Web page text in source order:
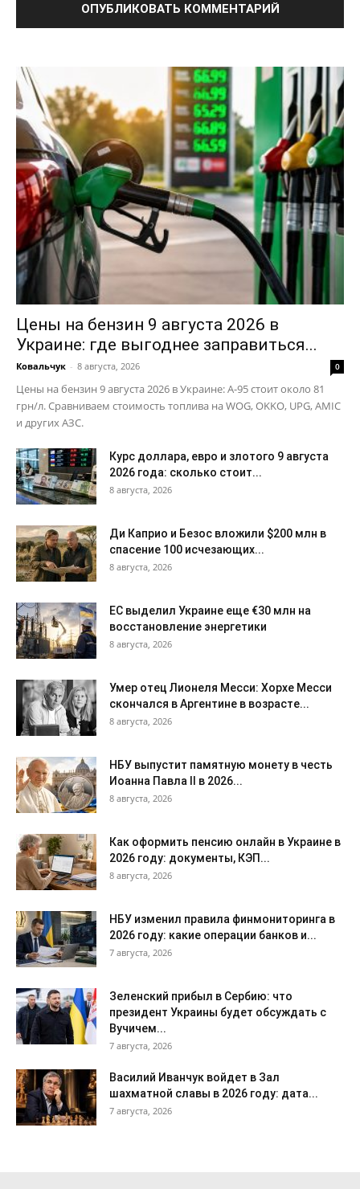
Цены на бензин 9 августа 2026 в
Украине: где выгоднее заправиться...
Ковальчук - 8 августа, 2026 0
Цены на бензин 9 августа 2026 в Украине: А-95 стоит около 81
грн/л. Сравниваем стоимость топлива на WOG, OKKO, UPG, AMIC
и других АЗС.
Курс доллара, евро и злотого 9 августа
2026 года: сколько стоит...
8 августа, 2026
Ди Каприо и Безос вложили $200 млн в
спасение 100 исчезающих...
8 августа, 2026
ЕС выделил Украине еще €30 млн на
восстановление энергетики
8 августа, 2026
Умер отец Лионеля Месси: Хорхе Месси
скончался в Аргентине в возрасте...
8 августа, 2026
НБУ выпустит памятную монету в честь
Иоанна Павла II в 2026...
8 августа, 2026
Как оформить пенсию онлайн в Украине в
2026 году: документы, КЭП...
8 августа, 2026
НБУ изменил правила финмониторинга в
2026 году: какие операции банков и...
7 августа, 2026
Зеленский прибыл в Сербию: что
президент Украины будет обсуждать с
Вучичем...
7 августа, 2026
Василий Иванчук войдет в Зал
шахматной славы в 2026 году: дата...
7 августа, 2026